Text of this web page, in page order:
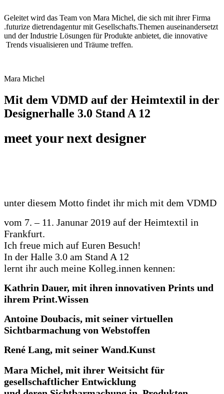
Geleitet wird das Team von Mara Michel, die sich mit ihrer Firma
.futurize dietrendagentur mit Gesellschafts.Themen auseinandersetzt
und der Industrie Lösungen für Produkte anbietet, die innovative
Trends visualisieren und Träume treffen.
Mara Michel
Mit dem VDMD auf der Heimtextil in der
Designerhalle 3.0 Stand A 12
meet your next designer
unter diesem Motto findet ihr mich mit dem VDMD
vom 7. – 11. Janunar 2019 auf der Heimtextil in
Frankfurt.
Ich freue mich auf Euren Besuch!
In der Halle 3.0 am Stand A 12
lernt ihr auch meine Kolleg.innen kennen:
Kathrin Dauer, mit ihren innovativen Prints und
ihrem Print.Wissen
Antoine Doubacis, mit seiner virtuellen
Sichtbarmachung von Webstoffen
René Lang, mit seiner Wand.Kunst
Mara Michel, mit ihrer Weitsicht für
gesellschaftlicher Entwicklung